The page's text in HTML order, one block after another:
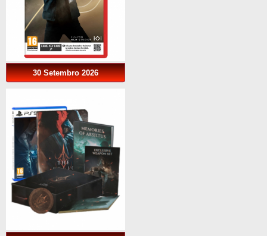
30 Setembro 2026